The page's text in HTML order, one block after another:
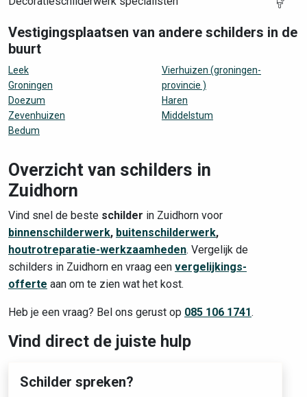
Vestigingsplaatsen van andere schilders in de
buurt
Leek
Groningen
Doezum
Zevenhuizen
Bedum
Vierhuizen (groningen-
provincie )
Haren
Middelstum
Overzicht van schilders in
Zuidhorn
Vind snel de beste schilder in Zuidhorn voor
binnenschilderwerk, buitenschilderwerk,
houtrotreparatie-werkzaamheden. Vergelijk de
schilders in Zuidhorn en vraag een vergelijkings-
offerte aan om te zien wat het kost.
Heb je een vraag? Bel ons gerust op 085 106 1741.
Vind direct de juiste hulp
Schilder spreken?